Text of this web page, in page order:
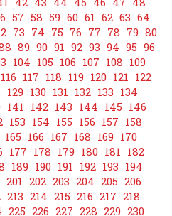
57 58 59 60 61 62 63 64
73 74 75 76 77 78 79 80
89 90 91 92 93 94 95 96
104 105 106 107 108 109
116 117 118 119 120 121 122
129 130 131 132 133 134
141 142 143 144 145 146
153 154 155 156 157 158
165 166 167 168 169 170
177 178 179 180 181 182
189 190 191 192 193 194
201 202 203 204 205 206
213 214 215 216 217 218
225 226 227 228 229 230